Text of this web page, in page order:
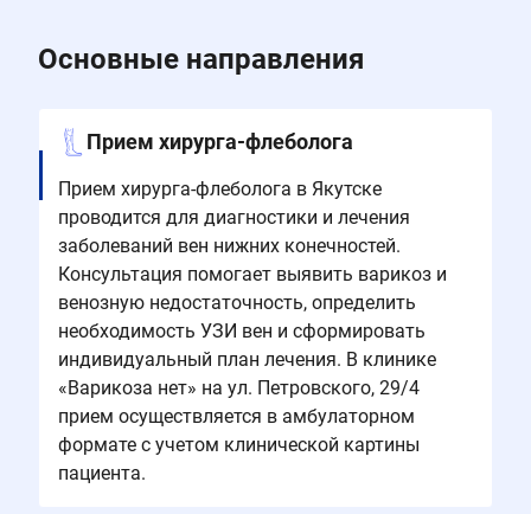
Основные направления
Прием хирурга-флеболога
Прием хирурга-флеболога в Якутске
проводится для диагностики и лечения
заболеваний вен нижних конечностей.
Консультация помогает выявить варикоз и
венозную недостаточность, определить
необходимость УЗИ вен и сформировать
индивидуальный план лечения. В клинике
«Варикоза нет» на ул. Петровского, 29/4
прием осуществляется в амбулаторном
формате с учетом клинической картины
пациента.